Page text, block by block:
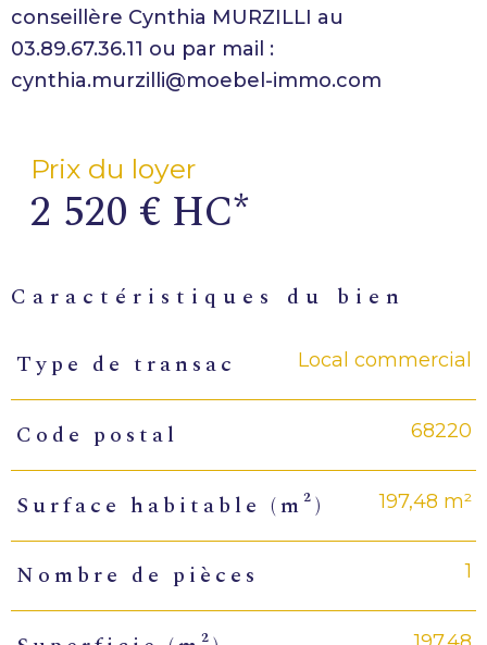
conseillère Cynthia MURZILLI au
03.89.67.36.11 ou par mail :
Prix du loyer
2 520 € HC*
caractéristiques du bien
Caractéristiques Valeurs
Type de transac Local commercial
Code postal 68220
Surface habitable (m²) 197,48 m²
Nombre de pièces 1